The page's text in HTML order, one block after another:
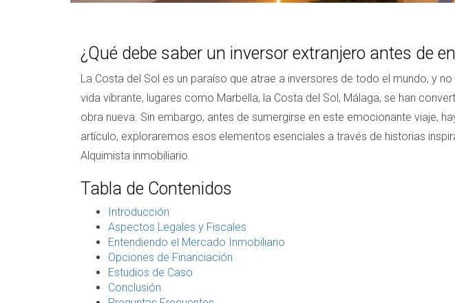
¿Qué debe saber un inversor extranjero antes de
La Costa del Sol es un paraíso que atrae a inversores de todo el mundo, y
vida vibrante, lugares como Marbella, la Costa del Sol, Málaga, se han
obra nueva. Sin embargo, antes de sumergirse en este emocionante viaje,
artículo, exploraremos esos elementos esenciales a través de historias
Alquimista inmobiliario.
Tabla de Contenidos
Introducción
Aspectos Legales y Fiscales
Entendiendo el Mercado Inmobiliario
Opciones de Financiación
Estudios de Caso
Conclusión